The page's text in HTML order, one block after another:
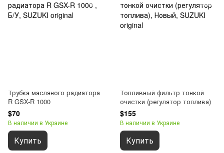
Трубка масляного радиатора
R GSX-R 1000
$70
В наличии в Украине
Купить
Топливный фильтр тонкой
очистки (регулятор топлива)
$155
В наличии в Украине
Купить